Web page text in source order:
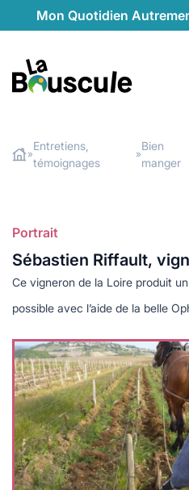
Mon Quotidien
au naturel
végétariennes
locales
durables
naturelle
naturel
de recyclage
témoignages
saison
responsables
douce
Rechercher
»
Entretiens,
témoignages
»
Bien
manger
Portrait
Sébastien Riffault,
Ce vigneron de la Loire produit
possible avec l’aide de la belle